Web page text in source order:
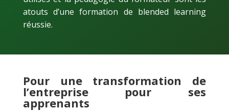
atouts d’une formation de blended learning
réussie.
Pour une transformation de
l’entreprise pour ses
apprenants